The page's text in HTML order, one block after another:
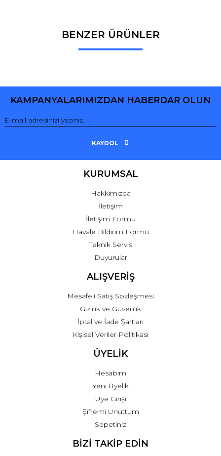
BENZER ÜRÜNLER
KAMPANYALARIMIZDAN HABERDAR OLUN
KAYDOL
KURUMSAL
Hakkımızda
İletişim
İletişim Formu
Havale Bildirim Formu
Teknik Servis
Duyurular
ALIŞVERİŞ
Mesafeli Satış Sözleşmesi
Gizlilik ve Güvenlik
İptal ve İade Şartları
Kişisel Veriler Politikası
ÜYELİK
Hesabım
Yeni Üyelik
Üye Girişi
Şifremi Unuttum
Sepetiniz
BİZİ TAKİP EDİN